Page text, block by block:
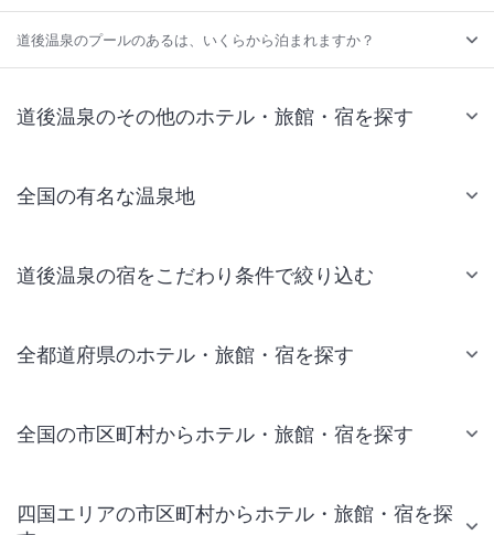
道後温泉のプールのあるは、いくらから泊まれますか？
道後温泉のその他のホテル・旅館・宿を探す
全国の有名な温泉地
道後温泉の宿をこだわり条件で絞り込む
全都道府県のホテル・旅館・宿を探す
全国の市区町村からホテル・旅館・宿を探す
四国エリアの市区町村からホテル・旅館・宿を探